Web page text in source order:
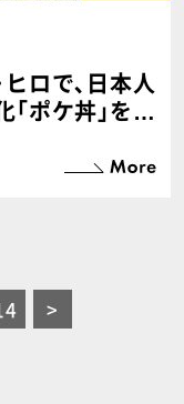
ロで､日本人
｢ポケ丼｣を愛
>